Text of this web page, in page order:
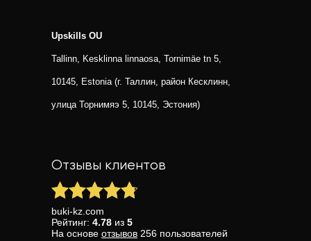
Upskills OU
Tallinn, Kesklinna linnaosa, Tornimäe tn 5,
10145, Estonia (г. Таллин, район Кесклинн,
улица Торнимяэ 5, 10145, Эстония)
Отзывы клиентов
buki-kz.com
Рейтинг: 4.78 из 5
На основе отзывов 256 пользователей